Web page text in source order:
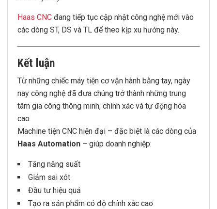
Haas CNC đang tiếp tục cập nhật công nghệ mới vào
các dòng ST, DS và TL để theo kịp xu hướng này.
Kết luận
Từ những chiếc máy tiện cơ vận hành bằng tay, ngày
nay công nghệ đã đưa chúng trở thành những trung
tâm gia công thông minh, chính xác và tự động hóa
cao.
Machine tiện CNC hiện đại – đặc biệt là các dòng của
Haas Automation – giúp doanh nghiệp:
Tăng năng suất
Giảm sai xót
Đầu tư hiệu quả
Tạo ra sản phẩm có độ chính xác cao